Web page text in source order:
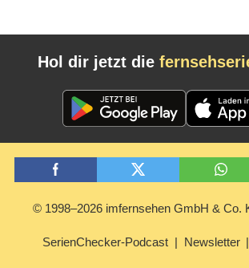
Hol dir jetzt die
© 1998–2026 imfernsehen GmbH & Co.
SerienChecker-Podcast Newsletter